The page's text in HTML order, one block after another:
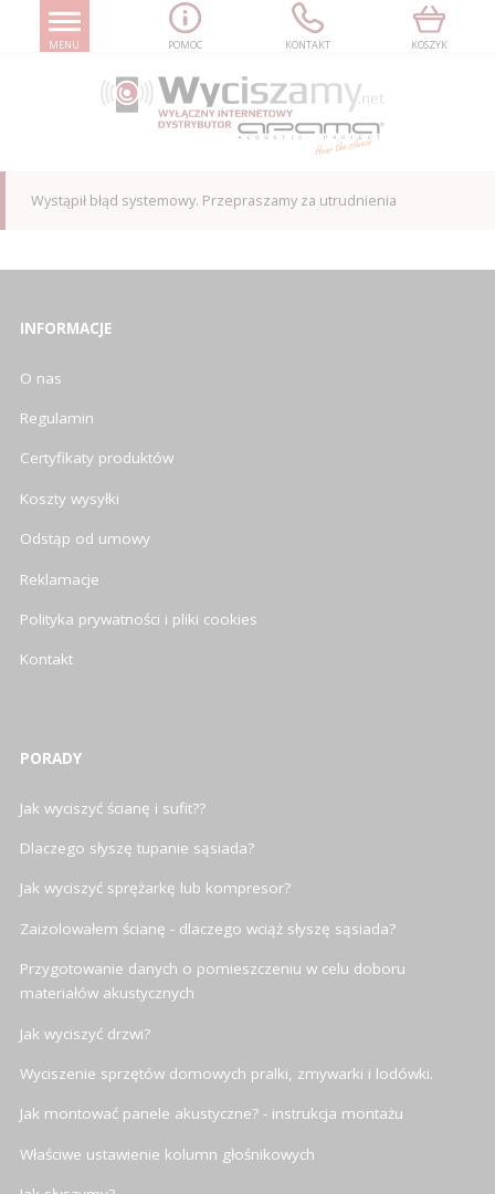
MENU POMOC KONTAKT KOSZYK
Wystąpił błąd systemowy. Przepraszamy za utrudnienia
INFORMACJE
O nas
Regulamin
Certyfikaty produktów
Koszty wysyłki
Odstąp od umowy
Reklamacje
Polityka prywatności i pliki cookies
Kontakt
PORADY
Jak wyciszyć ścianę i sufit??
Dlaczego słyszę tupanie sąsiada?
Jak wyciszyć sprężarkę lub kompresor?
Zaizolowałem ścianę - dlaczego wciąż słyszę sąsiada?
Przygotowanie danych o pomieszczeniu w celu doboru
materiałów akustycznych
Jak wyciszyć drzwi?
Wyciszenie sprzętów domowych pralki, zmywarki i lodówki.
Jak montować panele akustyczne? - instrukcja montażu
Właściwe ustawienie kolumn głośnikowych